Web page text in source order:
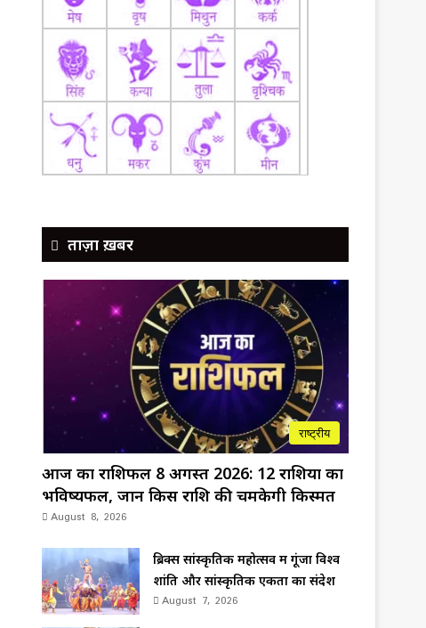
ताज़ा ख़बर
राष्ट्रीय
आज का राशिफल 8 अगस्त 2026: 12 राशियों का
भविष्यफल, जानें किस राशि की चमकेगी किस्मत
August 8, 2026
ब्रिक्स सांस्कृतिक महोत्सव में गूंजा विश्व
शांति और सांस्कृतिक एकता का संदेश
August 7, 2026